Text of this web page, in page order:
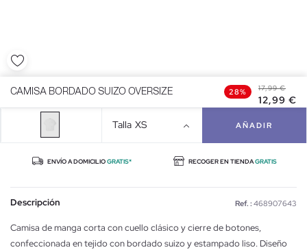
28%
12,99 €
CAMISA BORDADO SUIZO OVERSIZE 28% 17,99 €
12,99 €
Talla XS AÑADIR
ENVÍO A DOMICILIOGRATIS* RECOGER EN TIENDAGRATIS
Descripción Ref. : 468907643
Camisa de manga corta con cuello clásico y cierre de botones,
confeccionada en tejido con bordado suizo y estampado liso. Diseño